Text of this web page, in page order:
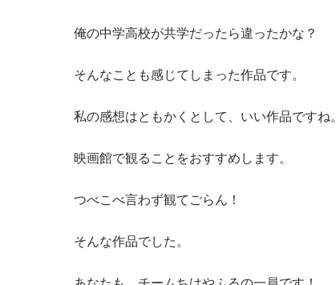
俺の中学高校が共学だったら違ったかな？
そんなことも感じてしまった作品です。
私の感想はともかくとして、いい作品ですね。
映画館で観ることをおすすめします。
つべこべ言わず観てごらん！
そんな作品でした。